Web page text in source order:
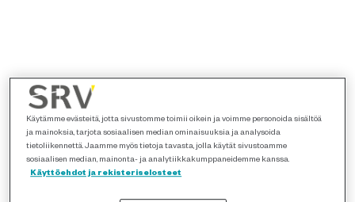
Käytämme evästeitä, jotta sivustomme toimii oikein ja voimme personoida sisältöä
ja mainoksia, tarjota sosiaalisen median ominaisuuksia ja analysoida
tietoliikennettä. Jaamme myös tietoja tavasta, jolla käytät sivustoamme
sosiaalisen median, mainonta- ja analytiikkakumppaneidemme kanssa.
Käyttöehdot ja rekisteriselosteet